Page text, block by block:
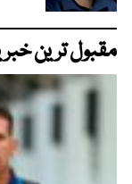
مقبول ترین